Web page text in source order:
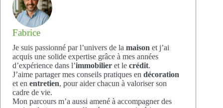
Fabrice
Je suis passionné par l’univers de la maison et j’ai
acquis une solide expertise grâce à mes années
d’expérience dans l’immobilier et le crédit.
J’aime partager mes conseils pratiques en décoration
et en entretien, pour aider chacun à valoriser son
cadre de vie.
Mon parcours m’a aussi amené à accompagner des